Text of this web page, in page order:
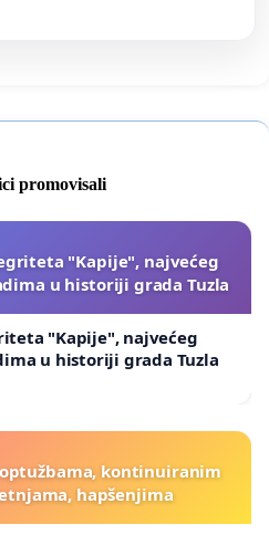
promovisali
"Kapije", najvećeg
u historiji grada Tuzla
"Kapije", najvećeg
u historiji grada Tuzla
kontinuiranim
hapšenjima